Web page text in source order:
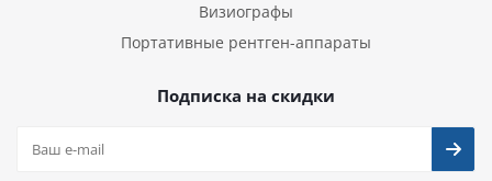
Визиографы
Портативные рентген-аппараты
Подписка на скидки